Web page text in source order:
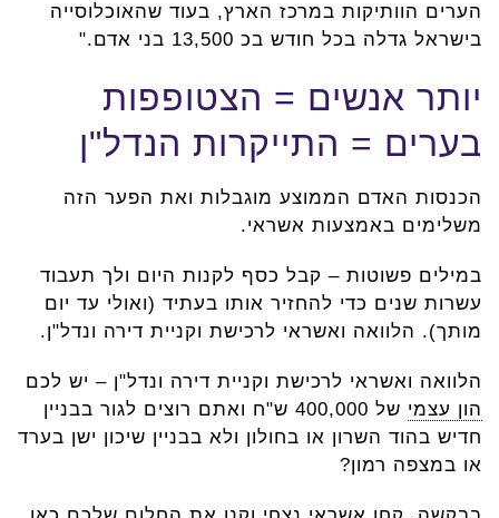
הערים הוותיקות במרכז הארץ, בעוד שהאוכלוסייה
בישראל גדלה בכל חודש בכ 13,500 בני אדם."
יותר אנשים = הצטופפות
בערים = התייקרות הנדל"ן
הכנסות האדם הממוצע מוגבלות ואת הפער הזה
משלימים באמצעות אשראי.
במילים פשוטות – קבל כסף לקנות היום ולך תעבוד
עשרות שנים כדי להחזיר אותו בעתיד (ואולי עד יום
מותך). הלוואה ואשראי לרכישת וקניית דירה ונדל"ן.
הלוואה ואשראי לרכישת וקניית דירה ונדל"ן – יש לכם
הון עצמי
של 400,000 ש"ח ואתם רוצים לגור בבניין
חדיש בהוד השרון או בחולון ולא בבניין שיכון ישן בערד
או במצפה רמון?